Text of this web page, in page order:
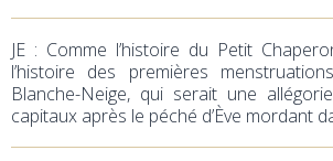
JE : Comme l’histoire du Petit
l’histoire des premières
Blanche-Neige, qui serait une
capitaux après le péché d’Ève mordant